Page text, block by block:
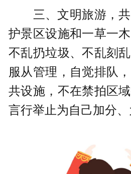
三、文明旅游，
护景区设施和一草一
不乱扔垃圾、不乱刻
服从管理，自觉排队
共设施，不在禁拍区
言行举止为自己加分、